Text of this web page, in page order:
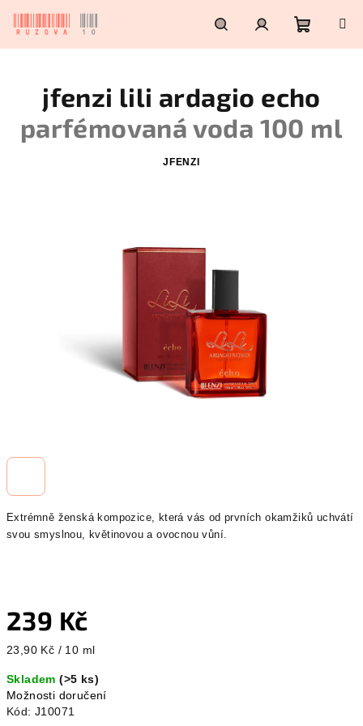
HledatPřihlášeníNákupní
košík
Extrémně ženská kompozice, která vás od prvních okamžiků uchvátí
svou smyslnou, květinovou a ovocnou vůní.
239 Kč
Měrná
23,90 Kč / 10 ml
Skladem(>5 ks)
Možnosti doručení
Kód: J10071
jfenzi lili ardagio echo
parfémovaná voda 100 ml
JFENZI